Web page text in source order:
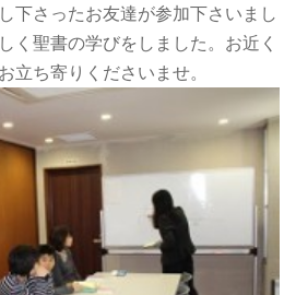
下さったお友達が参加下さいまし
く聖書の学びをしました。お近く
立ち寄りくださいませ。